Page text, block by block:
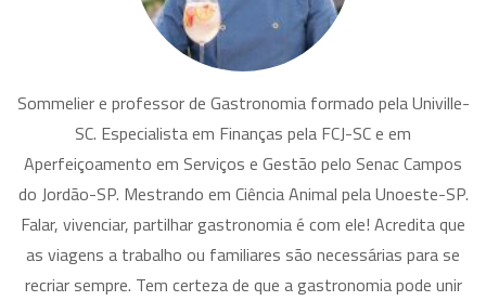
Sommelier e professor de Gastronomia formado pela Univille-
SC. Especialista em Finanças pela FCJ-SC e em
Aperfeiçoamento em Serviços e Gestão pelo Senac Campos
do Jordão-SP. Mestrando em Ciência Animal pela Unoeste-SP.
Falar, vivenciar, partilhar gastronomia é com ele! Acredita que
as viagens a trabalho ou familiares são necessárias para se
recriar sempre. Tem certeza de que a gastronomia pode unir